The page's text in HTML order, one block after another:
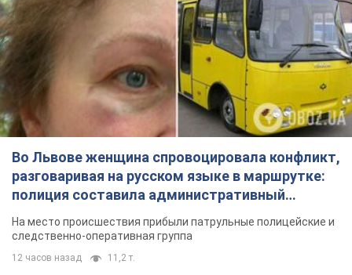
протокол. Видео
На место происшествия прибыли патрульные полицейские и
следственно-оперативная группа
"Воюют, потому что глупы": в
Черновцах водитель автобуса
проявил неуважение к украинским
военным и поплатился за это.
Видео
Водителя уволили после конфликта с
пассажирами и оскорблений в адрес военных
7.08.2026 15:47 9,5 т.
"Не следит за сексуальностью": в
Киеве консультант салона красоты